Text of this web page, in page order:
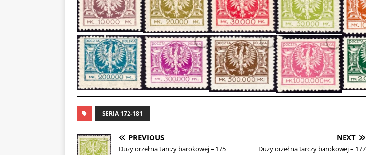
SERIA 172-181
PREVIOUS
Duży orzeł na tarczy barokowej – 175
NEXT
Duży orzeł na tarczy barokowej – 177